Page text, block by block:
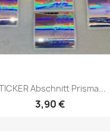
Abschnitt Prisma...
3,90 €